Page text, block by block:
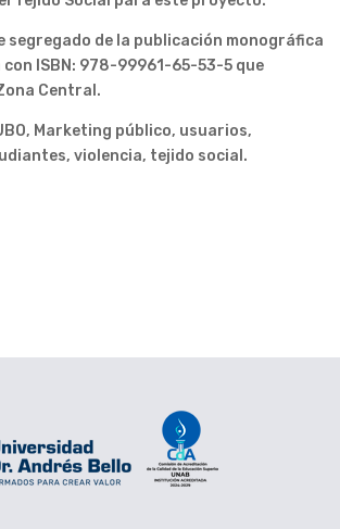
segregado de la publicación monográfica
ISBN: 978-99961-65-53-5 que
Central.
Marketing público, usuarios,
violencia, tejido social.